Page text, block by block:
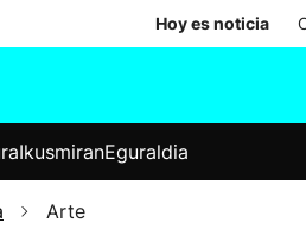
Hoy es noticia
Elecciones
IkusmiranEguraldia
Arte